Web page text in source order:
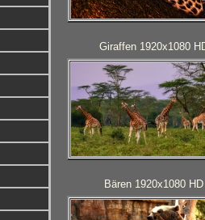
Giraffen 1920x1080
Bären 1920x1080 HD